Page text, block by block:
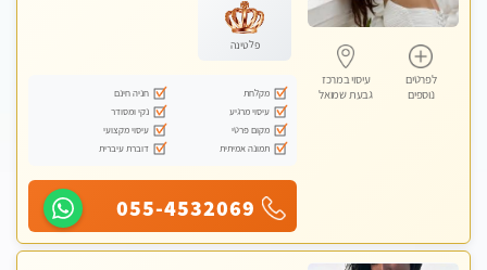
לפרטים
נוספים
עיסוי במרכז
גבעת שמואל
לנשים בלבד
פלטינה
מקלחת
חניה חינם
עיסוי מרגיע
נקי ומסודר
מקום פרטי
עיסוי מקצועי
תמונה אמיתית
דוברת עיברית
055-4532069